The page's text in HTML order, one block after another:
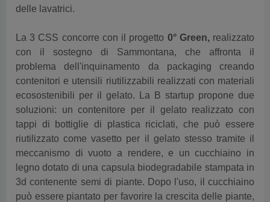
delle lavatrici.
La 3 CSS concorre con il progetto 0° Green, realizzato
con il sostegno di Sammontana,
che affronta il
problema dell'inquinamento da packaging creando
contenitori e utensili riutilizzabili realizzati con materiali
ecosostenibili per il gelato. La B startup propone due
soluzioni: un contenitore per il gelato realizzato con
tappi di bottiglie di plastica riciclati, che può essere
riutilizzato come vasetto per il gelato stesso tramite il
meccanismo di vuoto a rendere, e un cucchiaino in
legno dotato di una capsula biodegradabile stampata in
3d contenente semi di piante. Dopo l'uso, il cucchiaino
può essere piantato per favorire la crescita delle piante,